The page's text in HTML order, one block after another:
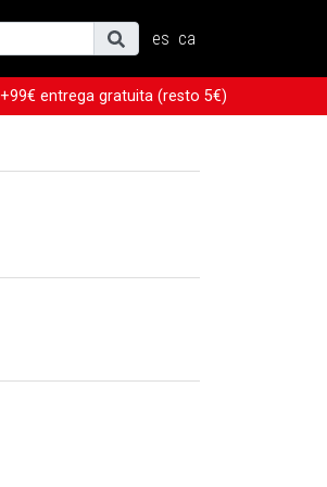
es ca
+99€ entrega gratuita (resto 5€)